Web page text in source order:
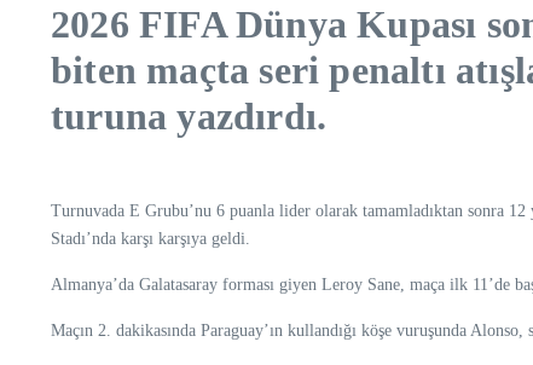
2026 FIFA Dünya Kupası
biten maçta seri penaltı
turuna yazdırdı.
Turnuvada E Grubu’nu 6 puanla lider olarak tamamladıktan sonra
Stadı’nda karşı karşıya geldi.
Almanya’da Galatasaray forması giyen Leroy Sane, maça ilk 11’de
Maçın 2. dakikasında Paraguay’ın kullandığı köşe vuruşunda